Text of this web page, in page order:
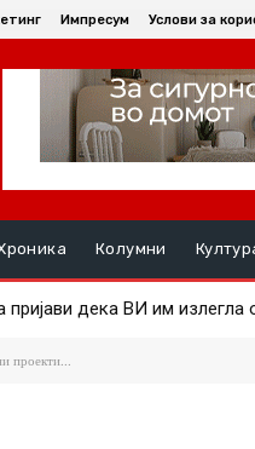
Импресум Услови за
Колумни
дека ВИ им излегла
и Wear OS уредите на
проекти...